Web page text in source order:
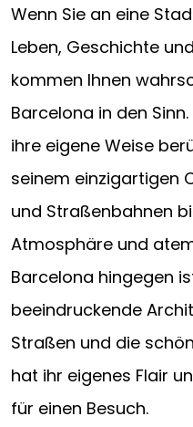
Wenn Sie an eine
Leben, Geschichte
kommen Ihnen
Barcelona in den
ihre eigene Weise
seinem einzigartigen
und Straßenbahnen
Atmosphäre und
Barcelona hingegen
beeindruckende
Straßen und die
hat ihr eigenes Flair
für einen Besuch.